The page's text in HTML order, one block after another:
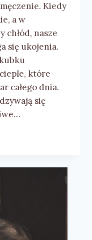
Kiedy
a w
nasze
się ukojenia.
które
całego dnia.
się